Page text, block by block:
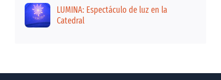
LUMINA: Espectáculo de luz en la
Catedral